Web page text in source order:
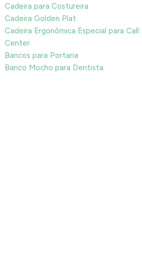
Cadeira para Costureira
Cadeira Golden Plat
Cadeira Ergonômica Especial para Call
Center
Bancos para Portaria
Banco Mocho para Dentista